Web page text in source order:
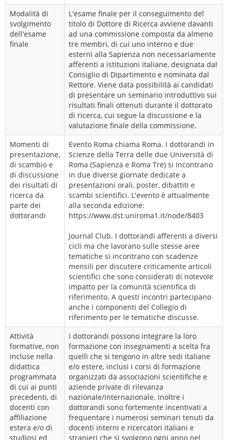
Modalità di
svolgimento
dell'esame
finale
L'esame finale per il conseguimento del
titolo di Dottore di Ricerca avviene davanti
ad una commissione composta da almeno
tre membri, di cui uno interno e due
esterni alla Sapienza non necessariamente
afferenti a istituzioni italiane, designata dal
Consiglio di Dipartimento e nominata dal
Rettore. Viene data possibilità ai candidati
di presentare un seminario introduttivo sui
risultati finali ottenuti durante il dottorato
di ricerca, cui segue la discussione e la
valutazione finale della commissione.
Momenti di
presentazione,
di scambio e
di discussione
dei risultati di
ricerca da
parte dei
dottorandi
Evento Roma chiama Roma. I dottorandi in
Scienze della Terra delle due Università di
Roma (Sapienza e Roma Tre) si incontrano
in due diverse giornate dedicate a
presentazioni orali, poster, dibattiti e
scambi scientifici. L'evento è attualmente
alla seconda edizione:
https://www.dst.uniroma1.it/node/8403
Journal Club. I dottorandi afferenti a diversi
cicli ma che lavorano sulle stesse aree
tematiche si incontrano con scadenze
mensili per discutere criticamente articoli
scientifici che sono considerati di notevole
impatto per la comunità scientifica di
riferimento. A questi incontri partecipano
anche i componenti del Collegio di
riferimento per le tematiche discusse.
Attività
formative, non
incluse nella
didattica
programmata
di cui ai punti
precedenti, di
docenti con
affiliazione
estera e/o di
studiosi ed
I dottorandi possono integrare la loro
formazione con insegnamenti a scelta fra
quelli che si tengono in altre sedi italiane
e/o estere, inclusi i corsi di formazione
organizzati da associazioni scientifiche e
aziende private di rilevanza
nazionale/internazionale. Inoltre i
dottorandi sono fortemente incentivati a
frequentare i numerosi seminari tenuti da
docenti interni e ricercatori italiani e
stranieri che si svolgono ogni anno nel